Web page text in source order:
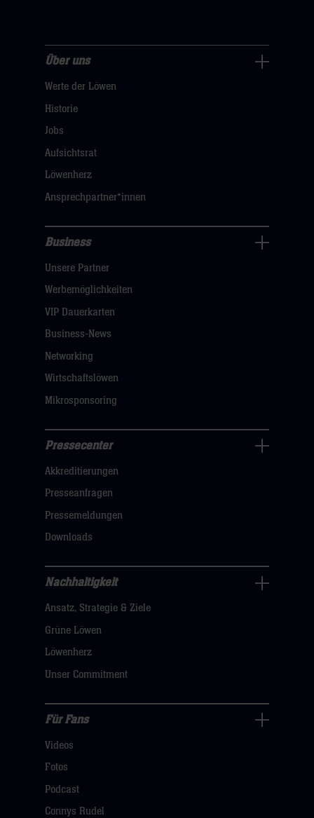
uns
Navigation
öffnen,
hier
Über uns
Werte der Löwen
Historie
Jobs
Aufsichtsrat
Löwenherz
Ansprechpartner*innen
Navigation
öffnen,
dann
klicken
Business
Unsere Partner
Werbemöglichkeiten
VIP Dauerkarten
Business-News
Networking
Wirtschaftslöwen
Mikrosponsoring
Navigation
öffnen,
dann
klicken
hier
Pressecenter
Akkreditierungen
Presseanfragen
Pressemeldungen
Downloads
Nachhaltigkeit
Navigation
öffnen,
dann
hier
Nachhaltigkeit
Ansatz, Strategie & Ziele
Grüne Löwen
Löwenherz
Unser Commitment
Fans
Navigation
öffnen,
dann
Für Fans
Videos
Fotos
Podcast
Connys Rudel